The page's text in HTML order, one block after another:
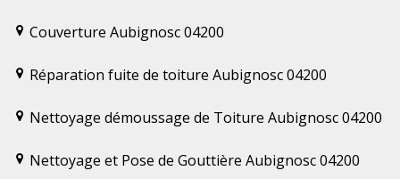
Couverture Aubignosc 04200
Réparation fuite de toiture Aubignosc 04200
Nettoyage démoussage de Toiture Aubignosc 04200
Nettoyage et Pose de Gouttière Aubignosc 04200